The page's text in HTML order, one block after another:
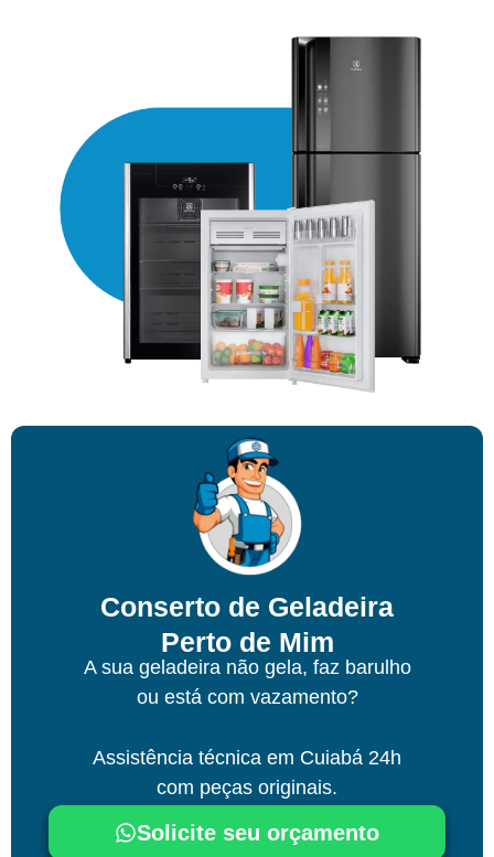
Conserto de Geladeira
Perto de Mim
A sua geladeira não gela, faz barulho
ou está com vazamento?
Assistência técnica em Cuiabá 24h
com peças originais.
Solicite seu orçamento